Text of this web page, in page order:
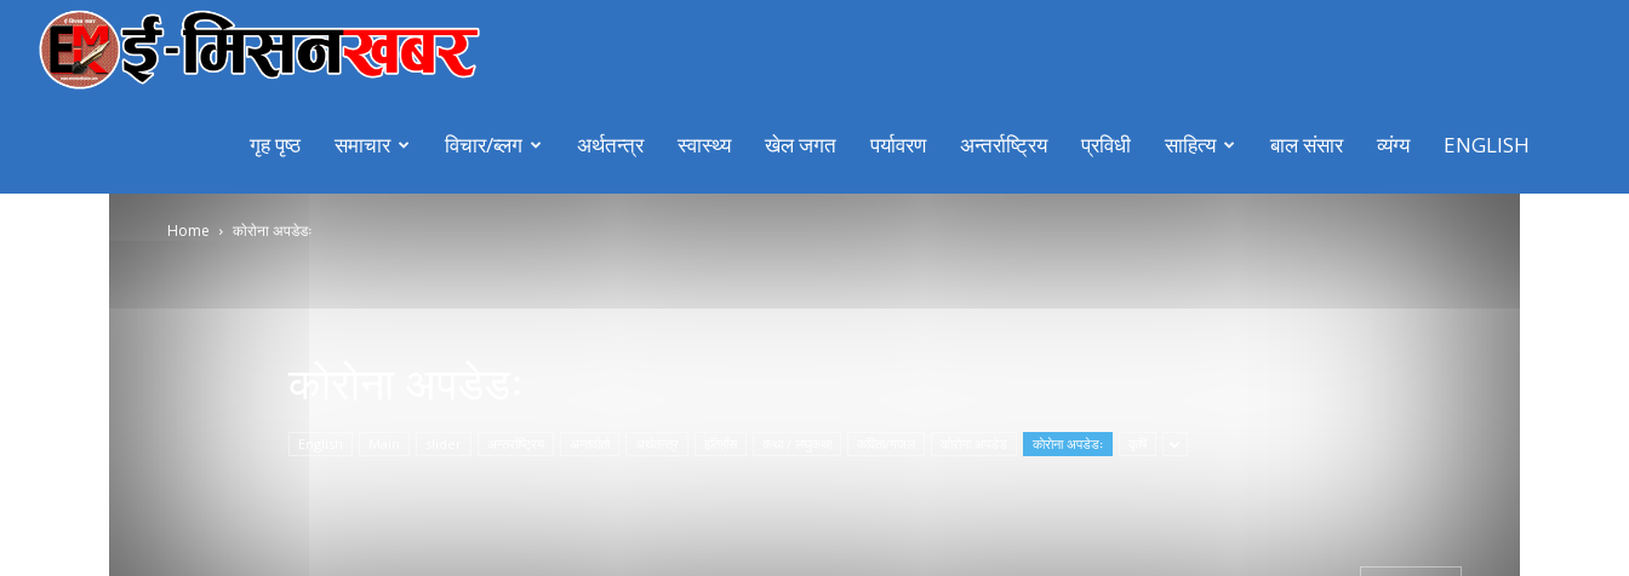
गृह पृष्ठ समाचार विचार/ब्लग अर्थतन्त्र स्वास्थ्य खेल जगत पर्यावरण अन्तर्राष्ट्रिय प्रविधी साहित्य बाल संसार व्यंग्य ENGLISH
Home काेराेना अपडेडः
काेराेना अपडेडः